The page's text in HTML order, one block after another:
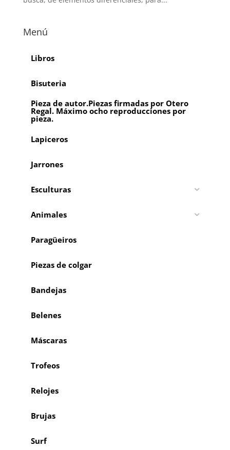
Menú
Libros
Bisuteria
Pieza de autor.Piezas firmadas por Otero
Regal. Máximo ocho reproducciones por
pieza.
Lapiceros
Jarrones
Esculturas
Animales
Paragüeiros
Piezas de colgar
Bandejas
Belenes
Máscaras
Trofeos
Relojes
Brujas
Surf